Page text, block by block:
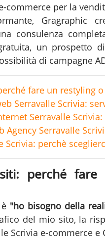
commerce per la
Gragraphic
consulenza
un prospetto
di campagne
fare un restyling
Serravalle Scrivia:
Serravalle
Agency Serravalle
Scrivia: perchè
siti: perché
"ho bisogno della
del mio sito, la
Scrivia e-commerce e